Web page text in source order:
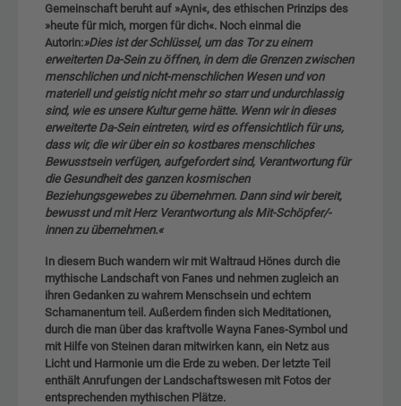
Gemeinschaft beruht auf »Ayni«, des ethischen Prinzips des
»heute für mich, morgen für dich«. Noch einmal die
Autorin:»Dies ist der Schlüssel, um das Tor zu einem
erweiterten Da-Sein zu öffnen, in dem die Grenzen zwischen
menschlichen und nicht-menschlichen Wesen und von
materiell und geistig nicht mehr so starr und undurchlassig
sind, wie es unsere Kultur gerne hätte. Wenn wir in dieses
erweiterte Da-Sein eintreten, wird es offensichtlich für uns,
dass wir, die wir über ein so kostbares menschliches
Bewusstsein verfügen, aufgefordert sind, Verantwortung für
die Gesundheit des ganzen kosmischen
Beziehungsgewebes zu übernehmen. Dann sind wir bereit,
bewusst und mit Herz Verantwortung als Mit-Schöpfer/-
innen zu übernehmen.«
In diesem Buch wandern wir mit Waltraud Hönes durch die
mythische Landschaft von Fanes und nehmen zugleich an
ihren Gedanken zu wahrem Menschsein und echtem
Schamanentum teil. Außerdem finden sich Meditationen,
durch die man über das kraftvolle Wayna Fanes-Symbol und
mit Hilfe von Steinen daran mitwirken kann, ein Netz aus
Licht und Harmonie um die Erde zu weben. Der letzte Teil
enthält Anrufungen der Landschaftswesen mit Fotos der
entsprechenden mythischen Plätze.